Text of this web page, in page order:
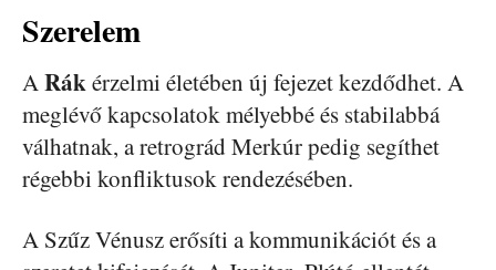
Szerelem
ARákérzelmi életében új fejezet kezdődhet. A
meglévő kapcsolatok mélyebbé és stabilabbá
válhatnak, a retrográd Merkúr pedig segíthet
régebbi konfliktusok rendezésében.
A Szűz Vénusz erősíti a kommunikációt és a